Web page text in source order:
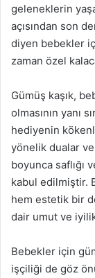
geleneklerin
açısından son
diyen bebekler
zaman özel
Gümüş kaşık,
olmasının yanı
hediyenin
yönelik dualar
boyunca saflığı
kabul edilmiştir.
hem estetik bir
dair umut ve
Bebekler için
işçiliği de göz